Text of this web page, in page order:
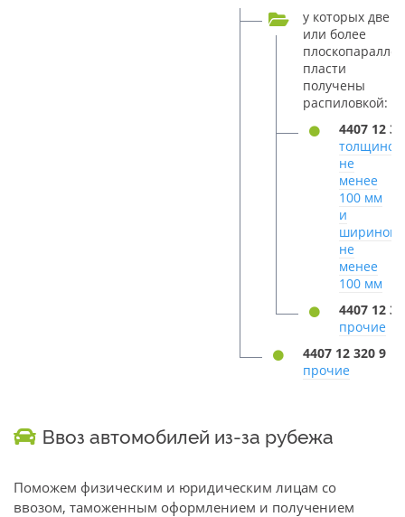
у которых две
или более
пласти
получены
распиловкой:
4407 12
толщиной
не
менее
100 мм
и
шириной
не
менее
100 мм
4407 12
прочие
4407 12 320 9
прочие
Ввоз автомобилей из-за рубежа
Поможем физическим и юридическим лицам со
ввозом, таможенным оформлением и получением